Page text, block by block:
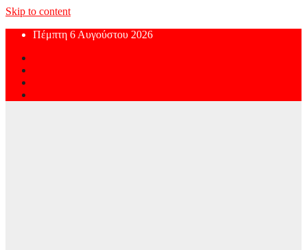
Skip to content
Πέμπτη 6 Αυγούστου 2026